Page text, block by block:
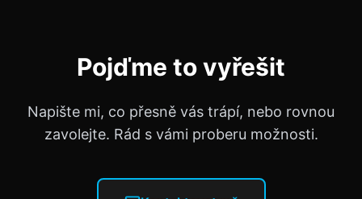
Pojďme to vyřešit
Napište mi, co přesně vás trápí, nebo rovnou
zavolejte. Rád s vámi proberu možnosti.